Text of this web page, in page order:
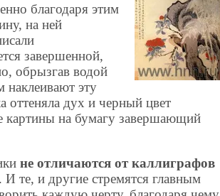
благодаря этим
на ней
завершенной,
обрызгав водой
эту
оттеняла дух и черный цвет
картины на бумагу завершающий
не отличаются от каллиграфов
. И те, и другие стремятся главным